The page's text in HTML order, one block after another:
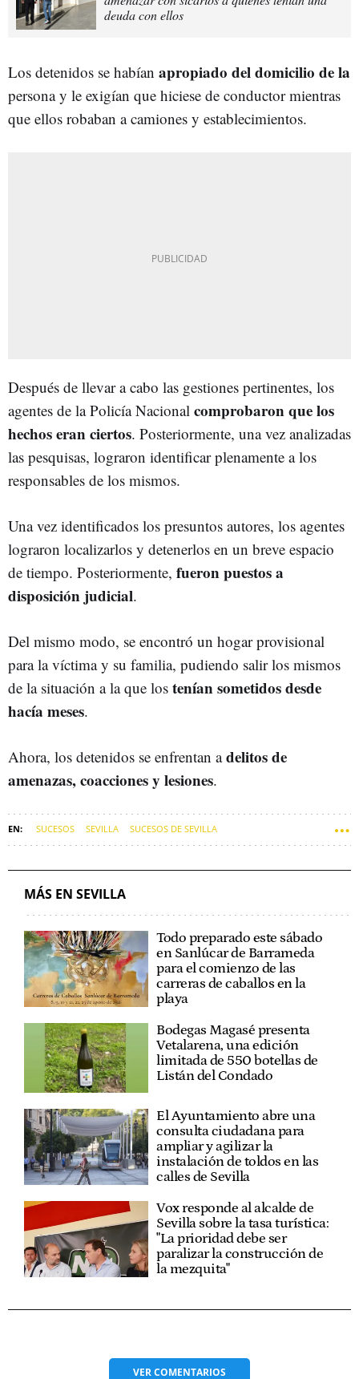
deuda con ellos
Los detenidos se habían apropiado del domicilio de la
persona y le exigían que hiciese de conductor mientras
que ellos robaban a camiones y establecimientos.
Después de llevar a cabo las gestiones pertinentes, los
agentes de la Policía Nacional comprobaron que los
hechos eran ciertos. Posteriormente, una vez analizadas
las pesquisas, lograron identificar plenamente a los
responsables de los mismos.
Una vez identificados los presuntos autores, los agentes
lograron localizarlos y detenerlos en un breve espacio
de tiempo. Posteriormente, fueron puestos a
disposición judicial.
Del mismo modo, se encontró un hogar provisional
para la víctima y su familia, pudiendo salir los mismos
de la situación a la que los tenían sometidos desde
hacía meses.
Ahora, los detenidos se enfrentan adelitos de
amenazas, coacciones y lesiones.
SUCESOS SEVILLA SUCESOS DE SEVILLA
MÁS EN SEVILLA
Todo preparado este sábado
en Sanlúcar de Barrameda
para el comienzo de las
carreras de caballos en la
playa
Bodegas Magasé presenta
Vetalarena, una edición
limitada de 550 botellas de
Listán del Condado
El Ayuntamiento abre una
consulta ciudadana para
ampliar y agilizar la
instalación de toldos en las
calles de Sevilla
Vox responde al alcalde de
Sevilla sobre la tasa turística:
"La prioridad debe ser
paralizar la construcción de
la mezquita"
VERCOMENTARIOS